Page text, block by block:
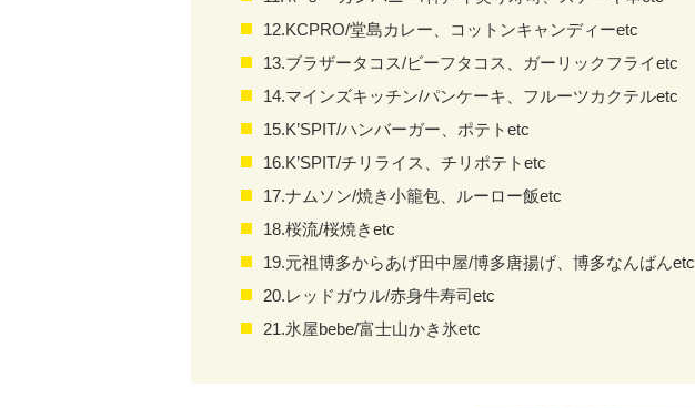
12.KCPRO/堂島カレー、コットンキャンディーetc
13.ブラザータコス/ビーフタコス、ガーリックフライetc
14.マインズキッチン/パンケーキ、フルーツカクテルetc
15.K’SPIT/ハンバーガー、ポテトetc
16.K’SPIT/チリライス、チリポテトetc
17.ナムソン/焼き小籠包、ルーロー飯etc
18.桜流/桜焼きetc
19.元祖博多からあげ田中屋/博多唐揚げ、博多なんばんetc
20.レッドガウル/赤身牛寿司etc
21.氷屋bebe/富士山かき氷etc